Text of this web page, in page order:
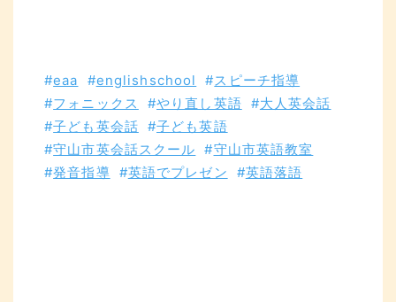
eaa englishschool
スピーチ指導
フォニックス
やり直し英語
大人英会話
子ども英会話
子ども英語
守山市英会話スクール
守山市英語教室
発音指導
英語でプレゼン 英語落語